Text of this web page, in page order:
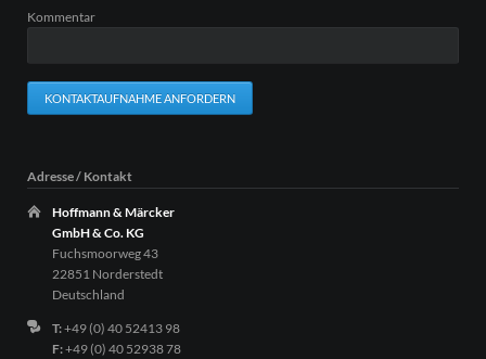
Kommentar
KONTAKTAUFNAHME ANFORDERN
Adresse / Kontakt
Hoffmann & Märcker
GmbH & Co. KG
Fuchsmoorweg 43
22851 Norderstedt
Deutschland
T:+49 (0) 40 52413 98
F:+49 (0) 40 52938 78